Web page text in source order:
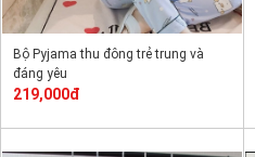
Bộ Pyjama thu đông trẻ trung và
đáng yêu
219,000đ